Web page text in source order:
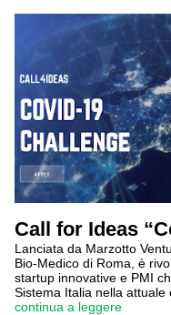
Call for Ideas
Lanciata da Marzotto
Bio-Medico di Roma, è
startup innovative e PMI
Sistema Italia nella attuale
continua a leggere